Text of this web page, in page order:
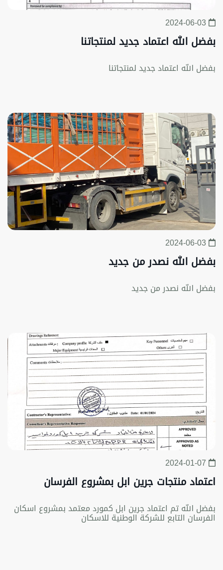
2024-06-03
بفضل الله اعتماد جديد لمنتجاتنا
بفضل الله اعتماد جديد لمنتجاتنا
2024-06-03
بفضل الله نصدر من جديد
بفضل الله نصدر من جديد
2024-01-07
اعتماد منتجات جرين ابل بمشروع الفرسان
بفضل الله تم اعتماد جرين ابل كمورد معتمد بمشروع اسكان
الفرسان التابع للشركة الوطنية للاسكان